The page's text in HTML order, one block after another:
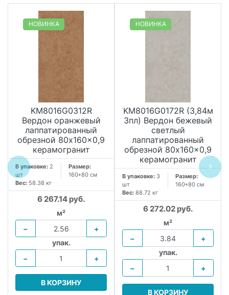
НОВИНКА
KM8016G0312R
Вердон оранжевый
лаппатированный
обрезной 80x160x0,9
керамогранит
В упаковке: 2
шт
Размер:
160*80 см
Вес: 58.38 кг
6 267.14 руб.
м²
−
+
упак.
−
+
В КОРЗИНУ
НОВИНКА
KM8016G0172R (3,84м
3пл) Вердон бежевый
светлый
лаппатированный
обрезной 80x160x0,9
керамогранит
В упаковке: 3
шт
Размер:
160*80 см
Вес: 88.72 кг
6 272.02 руб.
м²
−
+
упак.
−
+
В КОРЗИНУ